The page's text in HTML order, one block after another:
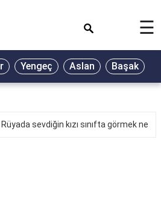
☰
Yengeç Aslan Başak
Rüyada sevdiğin kızı sınıfta görmek ne